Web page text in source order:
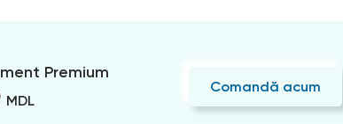
Premium
MDL
Comandă acum